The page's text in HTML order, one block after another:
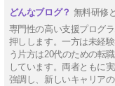
無料研修
専門性の高い支援プログ
押しします。一方は未経
う片方は20代のための転
しています。両者ともに
強調し、新しいキャリア